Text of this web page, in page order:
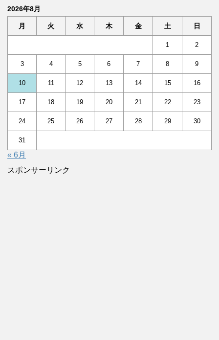
2026年8月
月 火 水 木 金 土 日
1 2
3 4 5 6 7 8 9
10 11 12 13 14 15 16
17 18 19 20 21 22 23
24 25 26 27 28 29 30
31
« 6月
スポンサーリンク